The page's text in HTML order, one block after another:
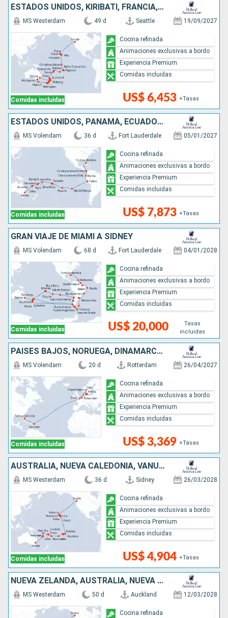
ESTADOS UNIDOS, KIRIBATI, FRANCIA, ILES COOK, TONGA, AUSTRALIA, NUEVA ZELANDA
Comidas incluidas
MS Westerdam 49 d Seattle 19/09/2027
US$ 6,453 +Tasas
Cocina refinada
Animaciones exclusivas a bordo
Experiencia Premium
Comidas incluidas
ESTADOS UNIDOS, PANAMÁ, ECUADOR, PERÚ, CHILE, REINO UNIDO, FRANCIA, SAMOA, FIDJI (ISLAS), NUEVA CALEDONIA, AUSTRALIA
Comidas incluidas
MS Volendam 36 d Fort Lauderdale 05/01/2027
US$ 7,873 +Tasas
Cocina refinada
Animaciones exclusivas a bordo
Experiencia Premium
Comidas incluidas
GRAN VIAJE DE MIAMI A SÍDNEY
Comidas incluidas
MS Volendam 68 d Fort Lauderdale 04/01/2028
US$ 20,000
Tasas
incluidas
Cocina refinada
Animaciones exclusivas a bordo
Experiencia Premium
Comidas incluidas
PAISES BAJOS, NORUEGA, DINAMARCA, REINO UNIDO, PUERTO RICO, ESTADOS UNIDOS
Comidas incluidas
MS Volendam 20 d Rotterdam 26/04/2027
US$ 3,369 +Tasas
Cocina refinada
Animaciones exclusivas a bordo
Experiencia Premium
Comidas incluidas
AUSTRALIA, NUEVA CALEDONIA, VANUATU, FIDJI (ISLAS), TONGA, ILES COOK, FRANCIA, ESTADOS UNIDOS
Comidas incluidas
MS Westerdam 36 d Sidney 26/03/2028
US$ 4,904 +Tasas
Cocina refinada
Animaciones exclusivas a bordo
Experiencia Premium
Comidas incluidas
NUEVA ZELANDA, AUSTRALIA, NUEVA CALEDONIA, VANUATU, FIDJI (ISLAS), TONGA, ILES COOK, FRANCIA, ESTADOS UNIDOS
MS Westerdam 50 d Auckland 12/03/2028
Cocina refinada